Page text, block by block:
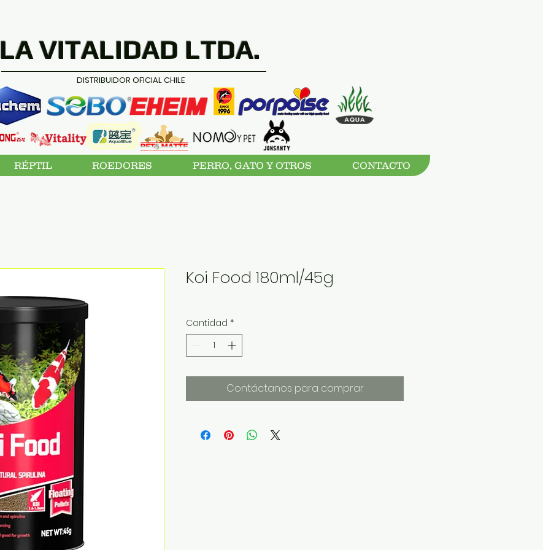
LA VITALIDAD LTDA.
DISTRIBUIDOR OFICIAL CHILE
RÉPTIL ROEDORES PERRO, GATO Y OTROS CONTACTO
Koi Food 180ml/45g
Cantidad *
Contáctanos para comprar